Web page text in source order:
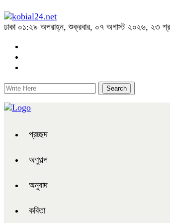
ঢাকা ০১:২৯ অপরাহ্ন, শুক্রবার, ০৭ অগাস্ট ২০২৬, ২৩
প্রচ্ছদ
অণুগল্প
অনুবাদ
কবিতা